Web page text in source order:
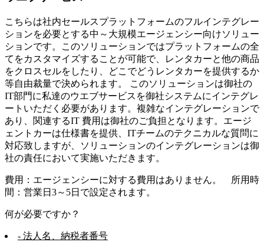
こちらは社内セールスプラットフォームのフルインテグレー
ションを必要とする中～大規模エージェンシー向けソリュー
ションです。このソリューションではプラットフォームの全
てをカスタマイズすることが可能で、レンタカーと他の商品
をクロスセルをしたり、どこでどうレンタカーを提供するか
等自由裁量で決められます。 このソリューションは御社の
IT部門に私達のウエブサービスを御社システムにインテグレ
ートいただく必要があります。複雑なインテグレーションで
あり、関連するIT 費用は御社のご負担となります。エージ
ェントカーは仕様書を提供、ITチームのテクニカルな質問に
対応致しますが、ソリューションのインテグレーションは御
社の責任において実施いただきます。
費用：エージェンシーに対する費用はありません。 所用時
間：営業日3～5日で設定されます。
何が必要ですか？
- 法人名、納税者番号